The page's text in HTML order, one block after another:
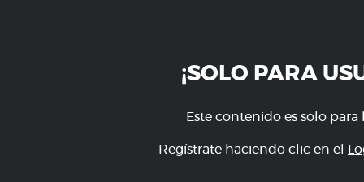
¡SOLO PARA
Este contenido es solo
Regístrate haciendo clic en el